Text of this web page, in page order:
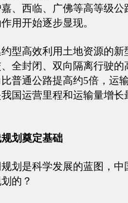
、西临、广佛等高等级公
用开始逐步显现。
高效利用土地资源的新
全封闭、双向隔离行驶的
普通公路提高约5倍，运
国运营里程和运输量增长
划奠定基础
是科学发展的蓝图，中
的？